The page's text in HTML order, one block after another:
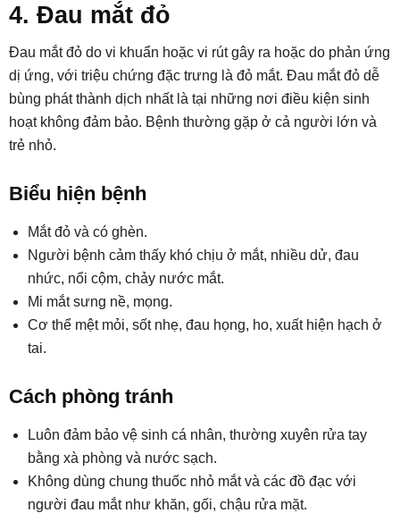
4. Đau mắt đỏ
Đau mắt đỏ do vi khuẩn hoặc vi rút gây ra hoặc do phản ứng
dị ứng, với triệu chứng đặc trưng là đỏ mắt. Đau mắt đỏ dễ
bùng phát thành dịch nhất là tại những nơi điều kiện sinh
hoạt không đảm bảo. Bệnh thường gặp ở cả người lớn và
trẻ nhỏ.
Biểu hiện bệnh
Mắt đỏ và có ghèn.
Người bệnh cảm thấy khó chịu ở mắt, nhiều dử, đau
nhức, nổi cộm, chảy nước mắt.
Mi mắt sưng nề, mọng.
Cơ thể mệt mỏi, sốt nhẹ, đau họng, ho, xuất hiện hạch ở
tai.
Cách phòng tránh
Luôn đảm bảo vệ sinh cá nhân, thường xuyên rửa tay
bằng xà phòng và nước sạch.
Không dùng chung thuốc nhỏ mắt và các đồ đạc với
người đau mắt như khăn, gối, chậu rửa mặt.